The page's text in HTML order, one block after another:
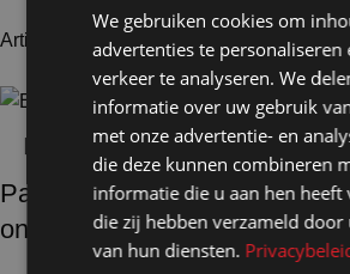
Artikelnummer: 50130 € Excl. BTW
Pashokje demontabel wit en
onderbouw
We gebruiken cookies om
advertenties te personaliseren
verkeer te analyseren. We
informatie over uw gebruik
met onze advertentie- en
die deze kunnen combineren
informatie die u aan hen heeft
die zij hebben verzameld
van hun diensten.